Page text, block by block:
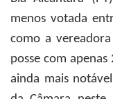
menos votada
como a
posse com
ainda mais